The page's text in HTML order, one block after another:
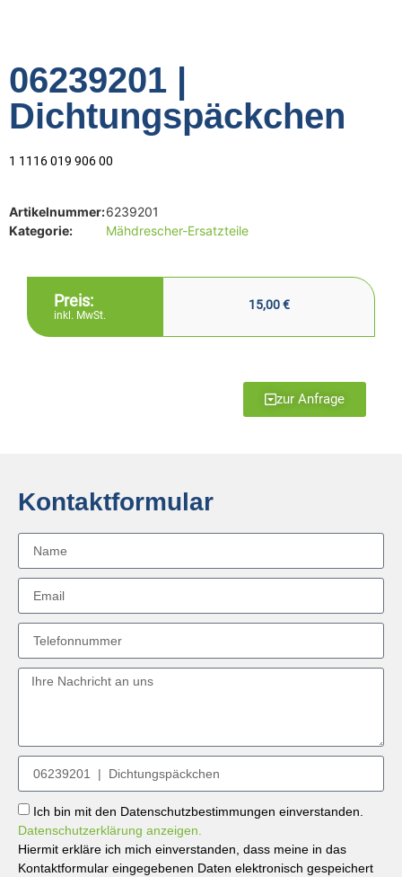
06239201 |
Dichtungspäckchen
1 1116 019 906 00
Artikelnummer:6239201
Kategorie:
Mähdrescher-Ersatzteile
Preis:
inkl. MwSt.
15,00€
zur Anfrage
Kontaktformular
Ich bin mit den Datenschutzbestimmungen einverstanden.
Datenschutzerklärung anzeigen.
Hiermit erkläre ich mich einverstanden, dass meine in das
Kontaktformular eingegebenen Daten elektronisch gespeichert